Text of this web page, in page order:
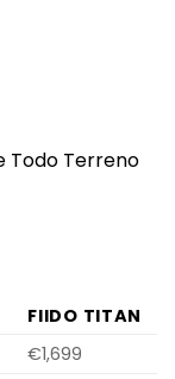
FIIDO TITAN
€1,699